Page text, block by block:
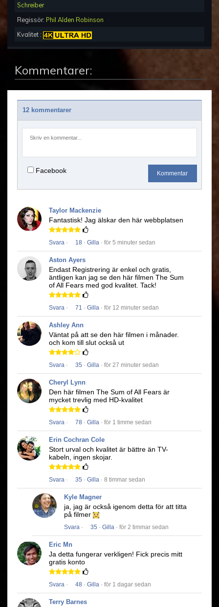
Schreiber
Regissör: Phil Alden Robinson
Kvalitet :
Kommentarer:
12 kommentarer
Facebook Kommentar
Taylor Mackenzie
Fantastisk! Jag älskar den här webbplatsen
Svara · 18 · Gilla · för 5 minuter sedan
Aston Ayers
Endast Registrering är enkel och gratis,
äntligen kan jag se den här filmen The Sum
of All Fears med god kvalitet. Tack!
Svara · 71 · Gilla · för 12 minuter sedan
Ashley Ann
Väntat på att se den här filmen i månader.
och kom till slut också ut
Svara · 35 · Gilla · för 27 minuter sedan
Cheryl Lynn
Den här filmen The Sum of All Fears är
mycket trevlig med HD-kvalitet
Svara · 78 · Gilla · för 1 timme sedan
Erin Cochran Cole
Stort urval och kvalitet är bättre än TV-
kabeln, ingen skojar.
Svara · 35 · Gilla · 8 timmar sedan
Kyle Magner
ja, jag är också igenom detta för att titta
på filmer
Svara · 35 · Gilla · för 2 timmar sedan
Eric Mn
Ja detta fungerar verkligen! Fick precis mitt
gratis konto
Svara · 48 · Gilla · för 1 dagar sedan
Terry Barnes